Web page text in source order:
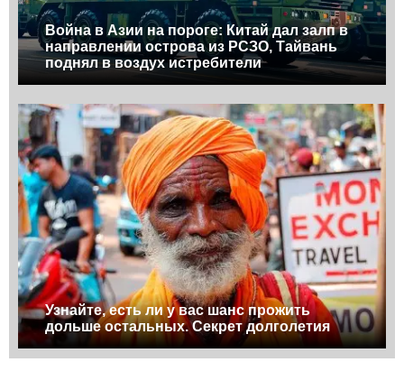
Война в Азии на пороге: Китай дал залп в
направлении острова из РСЗО, Тайвань
поднял в воздух истребители
Узнайте, есть ли у вас шанс прожить
дольше остальных. Секрет долголетия